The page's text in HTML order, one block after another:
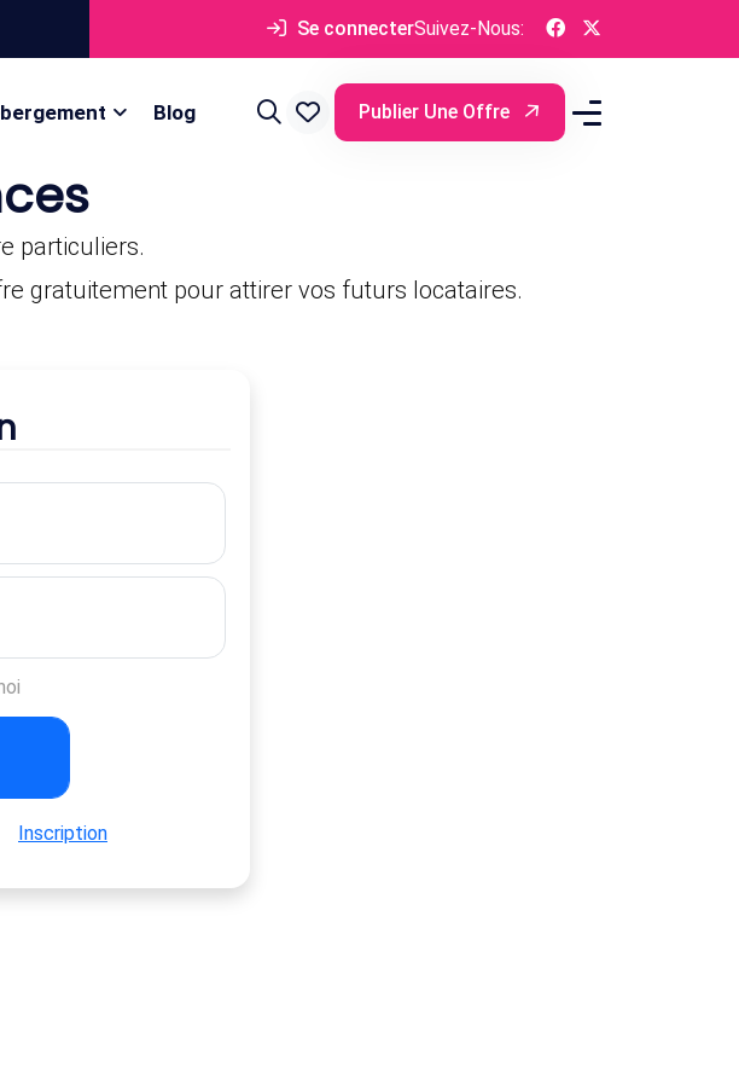
Se connecterSuivez-Nous:
Blog Publier Une Offre
particuliers.
gratuitement pour attirer vos futurs locataires.
Inscription